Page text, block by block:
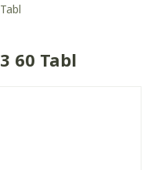
60 Tabl